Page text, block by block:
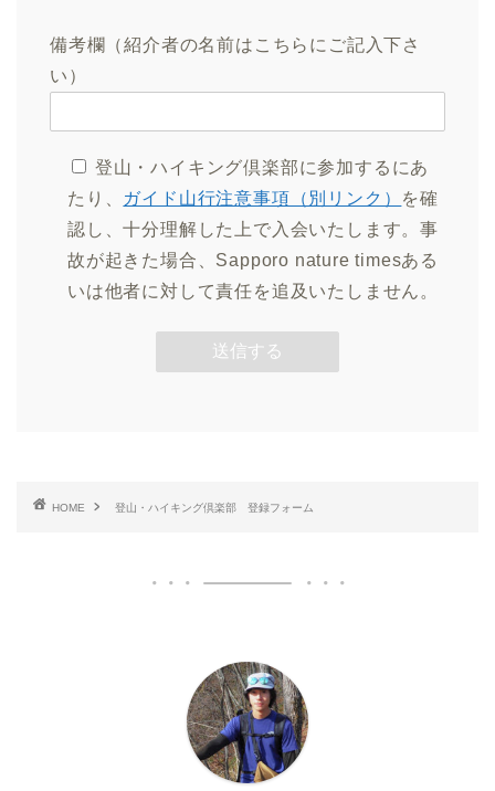
備考欄（紹介者の名前はこちらにご記入下さ
い）
登山・ハイキング倶楽部に参加するにあ
たり、 ガイド山行注意事項（別リンク） を確
認し、十分理解した上で入会いたします。事
故が起きた場合、Sapporo nature timesある
いは他者に対して責任を追及いたしません。
HOME 登山・ハイキング倶楽部 登録フォーム